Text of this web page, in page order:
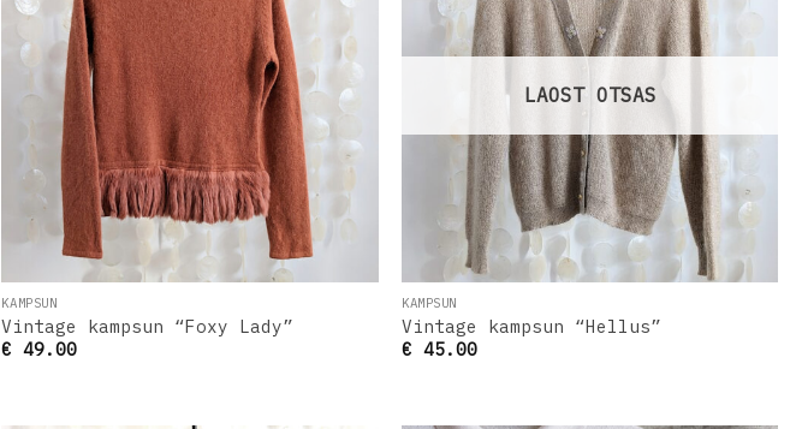
soovinimekirja
KAMPSUN
Vintage kampsun “Foxy Lady”
€ 49.00
soovinimekirja
LAOST OTSAS
KAMPSUN
Vintage kampsun “Hellus”
€ 45.00